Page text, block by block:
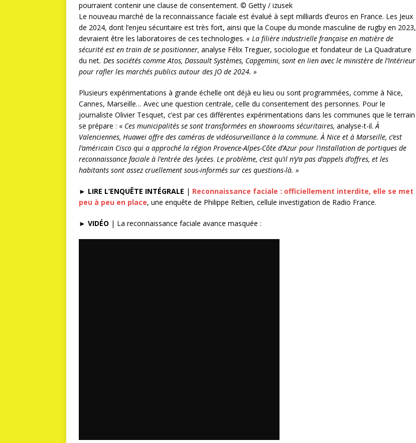
pourraient contenir une clause de consentement. © Getty / izusek
Le nouveau marché de la reconnaissance faciale est évalué à sept milliards d’euros en France. Les Jeux
de 2024, dont l’enjeu sécuritaire est très fort, ainsi que la Coupe du monde masculine de rugby en 2023,
devraient être les laboratoires de ces technologies. « La filière industrielle française en matière de
sécurité est en train de se positionner, analyse Félix Treguer, sociologue et fondateur de La Quadrature
du net. Des sociétés comme Atos, Dassault Systèmes, Capgemini, sont en lien avec le ministère de l’Intérieur
pour rafler les marchés publics autour des JO de 2024. »
Plusieurs expérimentations à grande échelle ont déjà eu lieu ou sont programmées, comme à Nice,
Cannes, Marseille… Avec une question centrale, celle du consentement des personnes. Pour le
journaliste Olivier Tesquet, c’est par ces différentes expérimentations dans les communes que le terrain
se prépare : « Ces municipalités se sont transformées en showrooms sécuritaires, analyse-t-il.À
Valenciennes, Huawei offre des caméras de vidéosurveillance à la commune. À Nice et à Marseille, c’est
l’américain Cisco qui a approché la région Provence-Alpes-Côte d’Azur pour l’installation de portiques de
reconnaissance faciale à l’entrée des lycées. Le problème, c’est qu’il n’y’a pas d’appels d’offres, et les
habitants sont assez cruellement sous-informés sur ces questions-là. »
► LIRE L’ENQUÊTE INTÉGRALE | Reconnaissance faciale : officiellement interdite, elle se met
peu à peu en place, une enquête de Philippe Reltien, cellule investigation de Radio France.
► VIDÉO | La reconnaissance faciale avance masquée :